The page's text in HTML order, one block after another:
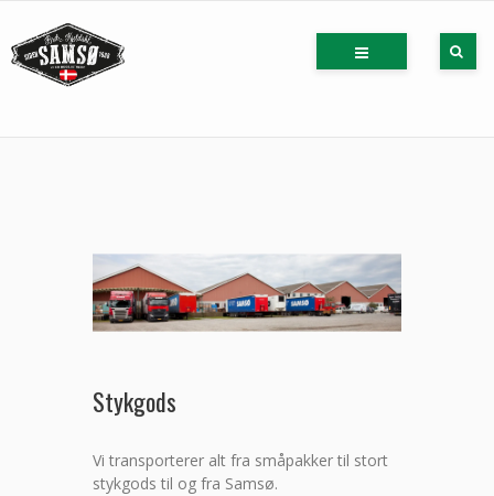
Stykgods
Vi transporterer alt fra småpakker til stort
stykgods til og fra Samsø.